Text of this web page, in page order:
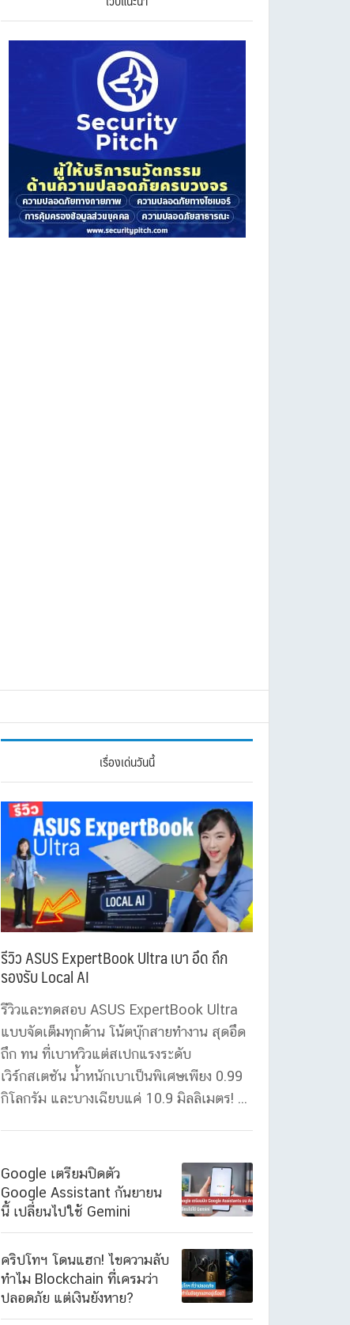
เรื่องเด่นวันนี้
รีวิว ASUS ExpertBook Ultra เบา อึด ถึก
รองรับ Local AI
รีวิวและทดสอบ ASUS ExpertBook Ultra
แบบจัดเต็มทุกด้าน โน้ตบุ๊กสายทำงาน สุดอึด
ถึก ทน ที่เบาหวิวแต่สเปกแรงระดับ
เวิร์กสเตชัน น้ำหนักเบาเป็นพิเศษเพียง 0.99
กิโลกรัม และบางเฉียบแค่ 10.9 มิลลิเมตร! ...
Google เตรียมปิดตัว
Google Assistant กันยายน
นี้ เปลี่ยนไปใช้ Gemini
คริปโทฯ โดนแฮก! ไขความลับ
ทำไม Blockchain ที่เครมว่า
ปลอดภัย แต่เงินยังหาย?